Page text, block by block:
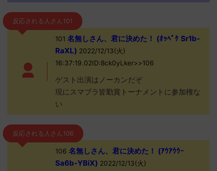
反応される人さん101
101 名無しさん、君に決めた！ (ｵｯﾍﾟｹ Sr1b-
RaXL) 2022/12/13(火)
16:37:19.02ID:8ck0yLker>>106
ゲスト出演はノーカンだぞ
現にスマブラ皆勤賞トーナメントに参加権な
い
反応される人さん106
106 名無しさん、君に決めた！ (ｱｳｱｳｳｰ
Sa6b-YBiX) 2022/12/13(火)